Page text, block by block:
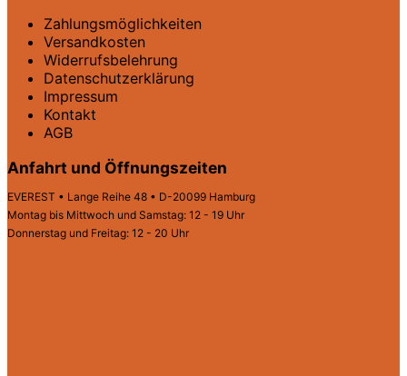
Zahlungsmöglichkeiten
Versandkosten
Widerrufsbelehrung
Datenschutz­erklärung
Impressum
Kontakt
AGB
Anfahrt und Öffnungszeiten
EVEREST • Lange Reihe 48 • D-20099 Hamburg
Montag bis Mittwoch und Samstag: 12 - 19 Uhr
Donnerstag und Freitag: 12 - 20 Uhr